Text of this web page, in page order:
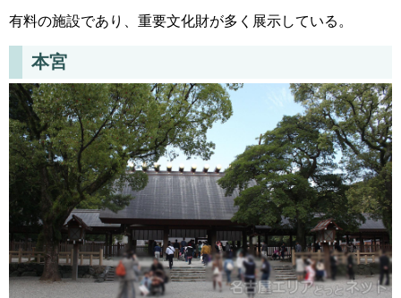
有料の施設であり、重要文化財が多く展示している。
本宮